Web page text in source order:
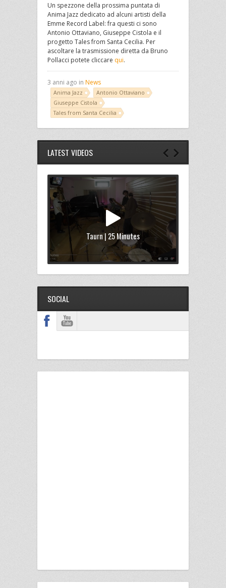
Un spezzone della prossima puntata di
Anima Jazz dedicato ad alcuni artisti della
Emme Record Label: fra questi ci sono
Antonio Ottaviano, Giuseppe Cistola e il
progetto Tales from Santa Cecilia. Per
ascoltare la trasmissione diretta da Bruno
Pollacci potete cliccare qui.
3 anni ago in News
Anima Jazz
Antonio Ottaviano
Giuseppe Cistola
Tales from Santa Cecilia
LATEST VIDEOS
Taurn | 25 Minutes
SOCIAL